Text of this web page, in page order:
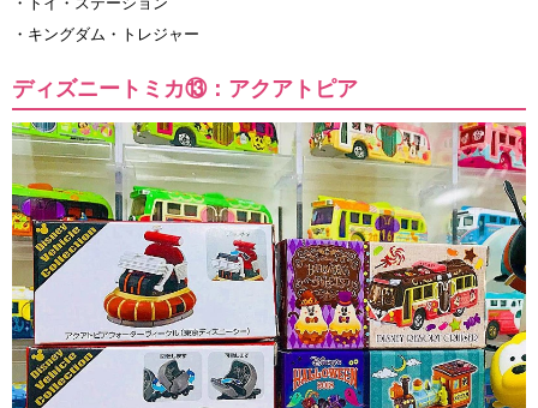
・キングダム・トレジャー
ディズニートミカ⑬：アクアトピア